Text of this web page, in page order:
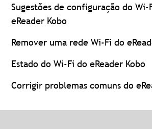
Sugestões de configuração do Wi-
eReader Kobo
Remover uma rede Wi-Fi do
Estado do Wi-Fi do eReader Kobo
Corrigir problemas comuns do